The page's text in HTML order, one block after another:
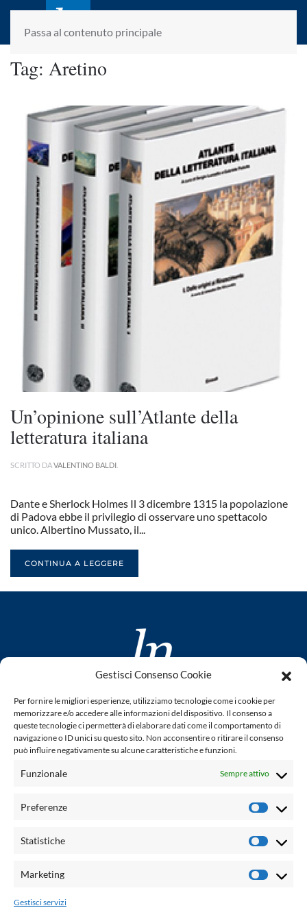
Gestisci Consenso Cookie
Per fornire le migliori esperienze, utilizziamo tecnologie come i cookie per
memorizzare e/o accedere alle informazioni del dispositivo. Il consenso a
queste tecnologie ci permetterà di elaborare dati come il comportamento di
navigazione o ID unici su questo sito. Non acconsentire o ritirare il consenso
può influire negativamente su alcune caratteristiche e funzioni.
Funzionale Sempre attivo
Preferenze
Statistiche
Marketing
Gestisci servizi
Passa al contenuto principale
laletteraturaenoi.it
fondato da Romano Luperini
Tag: Aretino
Un’opinione sull’Atlante della
letteratura italiana
SCRITTO DAVALENTINO BALDI
Dante e Sherlock Holmes Il 3 dicembre 1315 la popolazione
di Padova ebbe il privilegio di osservare uno spettacolo
unico. Albertino Mussato, il...
CONTINUA A LEGGERE
www.laletteraturaenoi.it
fondato da Romano Luperini
Questo blog non rappresenta una testata giornalistica in
quanto viene aggiornato senza alcuna periodicità. Non può
legge n° 62 del 7.03.2001. L'autore non è responsabile per
email: